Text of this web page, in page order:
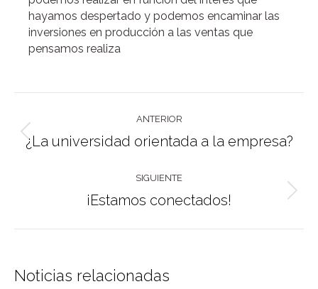
hayamos despertado y podemos encaminar las
inversiones en producción a las ventas que
pensamos realiza
entre
publicaciones
ANTERIOR
Publicación
¿La universidad orientada a la empresa?
SIGUIENTE
Publicación
¡Estamos conectados!
Noticias relacionadas